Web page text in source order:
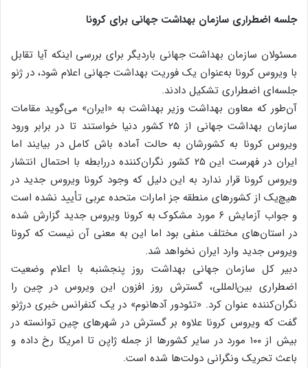
جلسه اضطراری سازمان بهداشت جهانی برای کرونا
مسئولان سازمان بهداشت جهانی باردیگر برای بررسی اینکه آیا تقابل
با ویروس کرونا به‌عنوان یک فوریت بهداشت جهانی اعلام شود، در ژنو
جلسه‌ای اضطراری تشکیل دادند.
آن‌طور که معاون بهداشت وزیر بهداشت به «ایران» می‌گوید مقامات
سازمان بهداشت جهانی از ۲۵ کشور دنیا خواستند تا در برابر ورود
ویروس کرونا به کشورشان به حالت آماده باش کامل در بیایند اما
ایران در فهرست این ۲۵ کشور نگران‌کننده دررابطه با احتمال انتشار
ویروس کرونا قرار ندارد به این دلیل که وجود کرونا ویروس جدید در
هیچ‌یک از کشورهای منطقه جز امارات متحده عربی تأیید نشده است
و جواب آزمایش ۶ مورد مشکوک به کرونا ویروس جدید گزارش شده
در استان‌های مختلف منفی بود اما این به معنی آن نیست که کرونا
ویروس جدید وارد ایران نخواهد شد.
دبیر کل سازمان جهانی بهداشت روز پنجشنبه با اعلام وضعیت
اضطراری بین‌المللی، گسترش روز افزون این ویروس در چین را
نگران‌کننده عنوان کرد. «تئودور آدهانوم» در یک کنفرانس خبری درژنو
گفت که ویروس کرونا علاوه بر گسترش در شهرهای چین توانسته در
بیش از ۱۰۰ مورد در سایر کشورها از جمله ژاپن تا امریکا رخ داده و
باعث تحریک ونگرانی دولت‌ها شده است.